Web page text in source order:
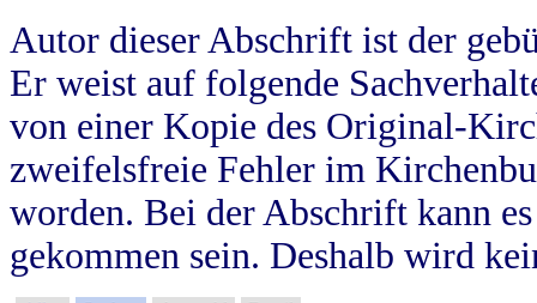
Autor dieser Abschrift ist der
Er weist auf folgende
von einer Kopie des Original-
zweifelsfreie Fehler im
worden. Bei der Abschrift kann
gekommen sein. Deshalb wird